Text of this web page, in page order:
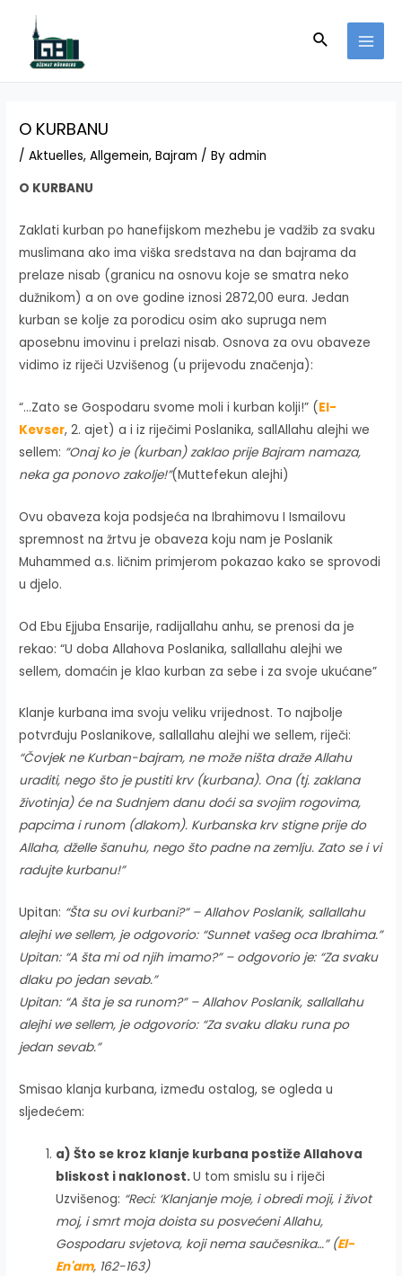
content
Search
O KURBANU
/Aktuelles,Allgemein,Bajram / Byadmin
O KURBANU
Zaklati kurban po hanefijskom mezhebu je vadžib za svaku
muslimana ako ima viška sredstava na dan bajrama da
prelaze nisab (granicu na osnovu koje se smatra neko
dužnikom) a on ove godine iznosi 2872,00 eura. Jedan
kurban se kolje za porodicu osim ako supruga nem
aposebnu imovinu i prelazi nisab. Osnova za ovu obaveze
vidimo iz riječi Uzvišenog (u prijevodu značenja):
“…Zato se Gospodaru svome moli i kurban kolji!” (El-
Kevser, 2. ajet) a i iz riječimi Poslanika, sallAllahu alejhi we
sellem: ”Onaj ko je (kurban) zaklao prije Bajram namaza,
neka ga ponovo zakolje!”(Muttefekun alejhi)
Ovu obaveza koja podsjeća na Ibrahimovu I Ismailovu
spremnost na žrtvu je obaveza koju nam je Poslanik
Muhammed a.s. ličnim primjerom pokazao kako se sprovodi
u djelo.
Od Ebu Ejjuba Ensarije, radijallahu anhu, se prenosi da je
rekao: “U doba Allahova Poslanika, sallallahu alejhi we
sellem, domaćin je klao kurban za sebe i za svoje ukućane”
Klanje kurbana ima svoju veliku vrijednost. To najbolje
potvrđuju Poslanikove, sallallahu alejhi we sellem, riječi:
“Čovjek ne Kurban-bajram, ne može ništa draže Allahu
uraditi, nego što je pustiti krv (kurbana). Ona (tj. zaklana
životinja) će na Sudnjem danu doći sa svojim rogovima,
papcima i runom (dlakom). Kurbanska krv stigne prije do
Allaha, dželle šanuhu, nego što padne na zemlju. Zato se i vi
radujte kurbanu!”
Upitan: “Šta su ovi kurbani?” – Allahov Poslanik, sallallahu
alejhi we sellem, je odgovorio: “Sunnet vašeg oca Ibrahima.”
Upitan: “A šta mi od njih imamo?” – odgovorio je: “Za svaku
dlaku po jedan sevab.”
Upitan: “A šta je sa runom?” – Allahov Poslanik, sallallahu
alejhi we sellem, je odgovorio: “Za svaku dlaku runa po
jedan sevab.”
Smisao klanja kurbana, između ostalog, se ogleda u
sljedećem:
a) Što se kroz klanje kurbana postiže Allahova
bliskost i naklonost.U tom smislu su i riječi
Uzvišenog: “Reci: ‘Klanjanje moje, i obredi moji, i život
moj, i smrt moja doista su posvećeni Allahu,
Gospodaru svjetova, koji nema saučesnika…” (El-
En'am, 162-163)